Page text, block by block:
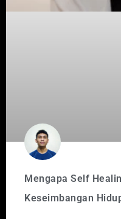
Mengapa Self
Keseimbangan